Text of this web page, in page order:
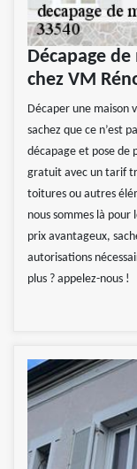
Décapage
chez VM
Décaper une maison
sachez que ce n’est
décapage et pose de
gratuit avec un tarif
toitures ou autres
nous sommes là pour
prix avantageux,
autorisations
plus ? appelez-nous !